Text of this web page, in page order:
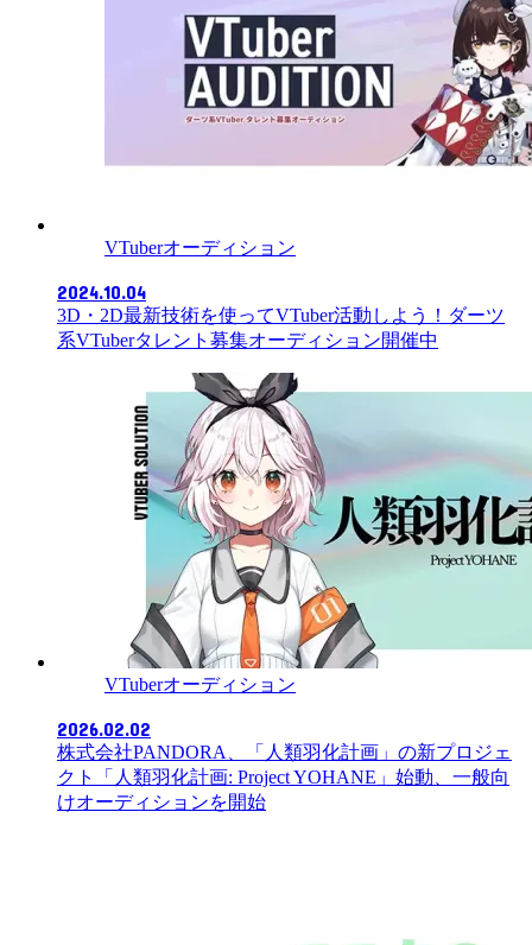
VTuberオーディション
2024.10.04
3D・2D最新技術を使ってVTuber活動しよう！ダーツ
系VTuberタレント募集オーディション開催中
VTuberオーディション
2026.02.02
株式会社PANDORA、「人類羽化計画」の新プロジェ
クト「人類羽化計画: Project YOHANE」始動、一般向
けオーディションを開始